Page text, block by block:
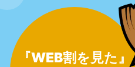
『WEB割を見た』